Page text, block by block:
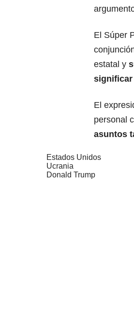
El Súper
estatal y
significar
El
personal
asuntos
Estados Unidos
Ucrania
Donald Trump